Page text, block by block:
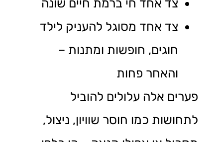
צד אחד חי ברמת חיים שונה
צד אחד מסוגל להעניק לילד
חוגים, חופשות ומתנות –
והאחר פחות
פערים אלה עלולים להוביל
לתחושות כמו חוסר שוויון, ניצול,